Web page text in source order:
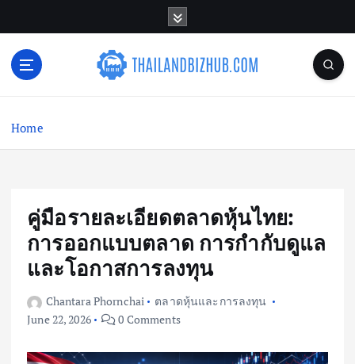
n
Home
คู่มือรายละเอียดตลาดหุ้นไทย:
การออกแบบตลาด การกำกับดูแล
และโอกาสการลงทุน
Chantara Phornchai
ตลาดหุ้นและการลงทุน
June 22, 2026
0 Comments